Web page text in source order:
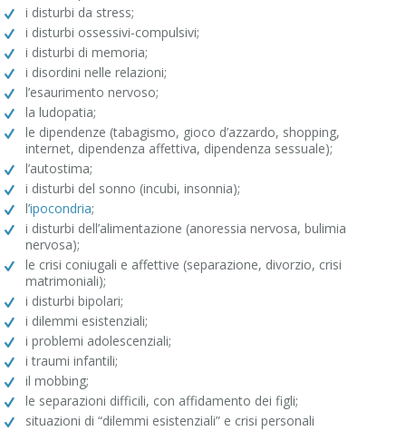
i disturbi da stress;
i disturbi ossessivi-compulsivi;
i disturbi di memoria;
i disordini nelle relazioni;
l’esaurimento nervoso;
la ludopatia;
le dipendenze (tabagismo, gioco d’azzardo, shopping,
internet, dipendenza affettiva, dipendenza sessuale);
l’autostima;
i disturbi del sonno (incubi, insonnia);
l’ipocondria;
i disturbi dell’alimentazione (anoressia nervosa, bulimia
nervosa);
le crisi coniugali e affettive (separazione, divorzio, crisi
matrimoniali);
i disturbi bipolari;
i dilemmi esistenziali;
i problemi adolescenziali;
i traumi infantili;
il mobbing;
le separazioni difficili, con affidamento dei figli;
situazioni di “dilemmi esistenziali” e crisi personali